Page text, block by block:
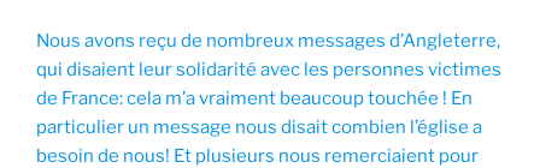
Nous avons reçu de nombreux messages d’Angleterre,
qui disaient leur solidarité avec les personnes victimes
de France: cela m’a vraiment beaucoup touchée ! En
particulier un message nous disait combien l’église a
besoin de nous! Et plusieurs nous remerciaient pour